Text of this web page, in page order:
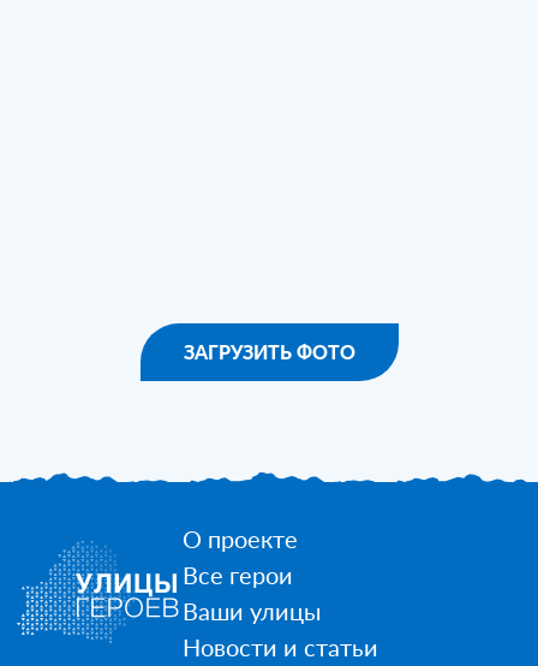
ЗАГРУЗИТЬ ФОТО
О проекте
Все герои
Ваши улицы
Новости и статьи